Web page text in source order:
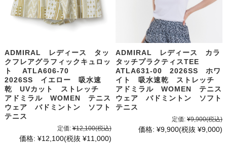
ADMIRAL レディース タッ
クフレアグラフィックキュロッ
ト ATLA606-70
2026SS イエロー 吸水速
乾 UVカット ストレッチ
アドミラル WOMEN テニス
ウェア バドミントン ソフト
テニス
定価: ¥12,100(税込)
価格: ¥12,100(税抜 ¥11,000)
ADMIRAL レディース カラ
タッチプラクティスTEE
ATLA631-00 2026SS ホワ
イト 吸水速乾 ストレッチ
アドミラル WOMEN テニス
ウェア バドミントン ソフト
テニス
定価: ¥9,900(税込)
価格: ¥9,900(税抜 ¥9,000)